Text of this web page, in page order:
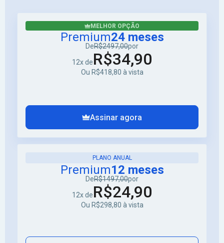
MELHOR OPÇÃO
Premium24 meses
DeR$2497,00por
12x deR$34,90
Ou R$418,80 à vista
Assinar agora
PLANO ANUAL
Premium12 meses
DeR$1497,00por
12x deR$24,90
Ou R$298,80 à vista